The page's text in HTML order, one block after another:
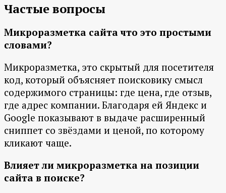
Частые вопросы
Микроразметка сайта что это простыми
словами?
Микроразметка, это скрытый для посетителя
код, который объясняет поисковику смысл
содержимого страницы: где цена, где отзыв,
где адрес компании. Благодаря ей Яндекс и
Google показывают в выдаче расширенный
сниппет со звёздами и ценой, по которому
кликают чаще.
Влияет ли микроразметка на позиции
сайта в поиске?